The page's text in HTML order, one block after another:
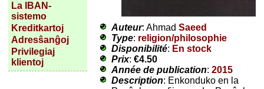
La IBAN-
sistemo
Kreditkartoj
Adresŝanĝoj
Privilegiaj
klientoj
Auteur: Ahmad Saeed
Type: religion/philosophie
Disponibilité: En stock
Prix: €4.50
Année de publication: 2015
Description: Enkonduko en la